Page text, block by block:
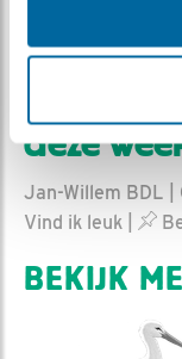
deze
Jan-Willem BDL |
Vind ik leuk
BEKIJK